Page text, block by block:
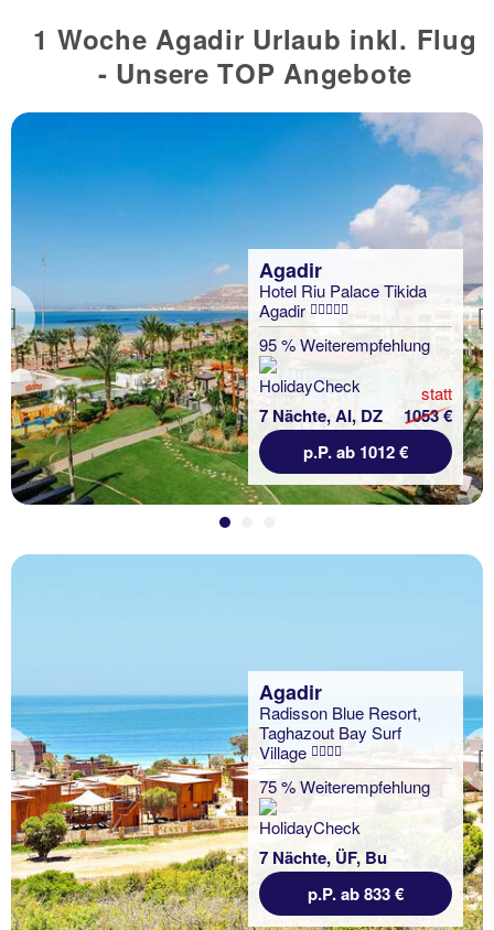
1 Woche Agadir Urlaub inkl. Flug
- Unsere TOP Angebote
Previous
Agadir
Hotel Riu Palace Tikida
Agadir
95 % Weiterempfehlung
7 Nächte, AI, DZ
statt
1053 €
p.P. ab 1012 €
Previous
Agadir
Radisson Blue Resort,
Taghazout Bay Surf
Village
75 % Weiterempfehlung
7 Nächte, ÜF, Bu
p.P. ab 833 €
Agadir
Anezi Apartments
100 % Weiterempfehlung
7 Nächte, Ü, Ap